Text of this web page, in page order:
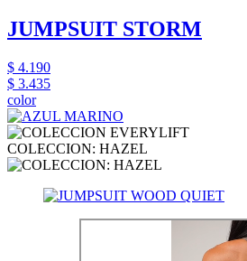
JUMPSUIT STORM
$ 4.190
$ 3.435
color
COLECCION: HAZEL